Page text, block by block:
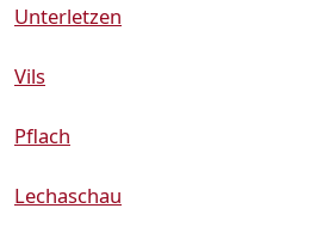
Unterletzen
Vils
Pflach
Lechaschau